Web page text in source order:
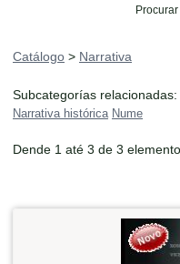
Catálogo > Narrativa
Subcategorías relacionadas:
Narrativa histórica Nume
Dende 1 até 3 de 3